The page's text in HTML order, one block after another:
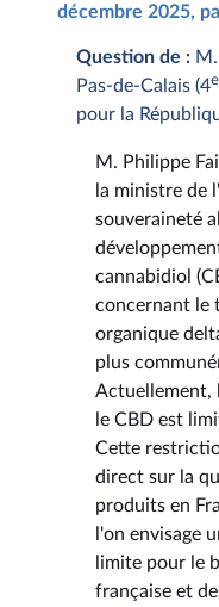
décembre 2025,
Question de :
Pas-de-Calais (4e
pour la
M. Philippe
la ministre de
souveraineté
cannabidiol
concernant le
organique
plus
Actuellement,
le CBD est
Cette
direct sur la
produits en
l'on envisage
limite pour le
française et